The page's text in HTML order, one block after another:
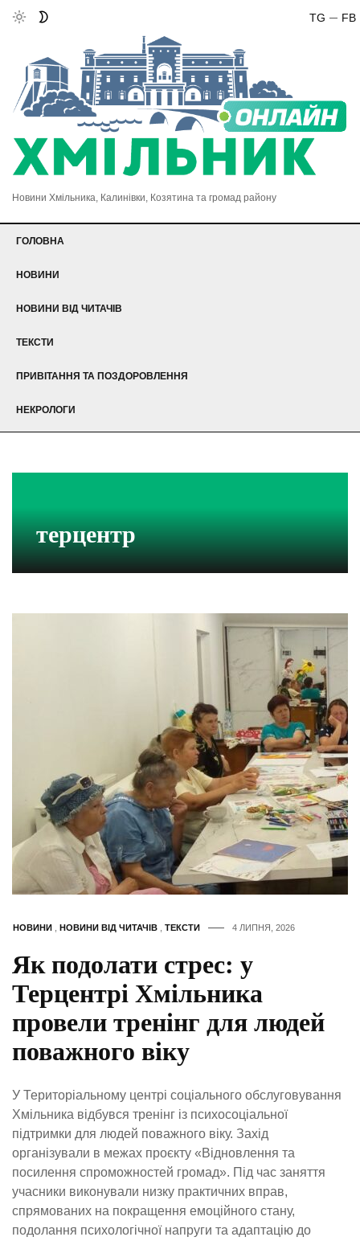
FB
TG
Новини Хмільника, Калинівки, Козятина та громад району
ГОЛОВНА
НОВИНИ
НОВИНИ ВІД ЧИТАЧІВ
ТЕКСТИ
ПРИВІТАННЯ ТА ПОЗДОРОВЛЕННЯ
НЕКРОЛОГИ
терцентр
НОВИНИ НОВИНИ ВІД ЧИТАЧІВ ТЕКСТИ 4 ЛИПНЯ, 2026
Як подолати стрес: у
Терцентрі Хмільника
провели тренінг для людей
поважного віку
У Територіальному центрі соціального обслуговування
Хмільника відбувся тренінг із психосоціальної
підтримки для людей поважного віку. Захід
організували в межах проєкту «Відновлення та
посилення спроможностей громад». Під час заняття
учасники виконували низку практичних вправ,
спрямованих на покращення емоційного стану,
подолання психологічної напруги та адаптацію до